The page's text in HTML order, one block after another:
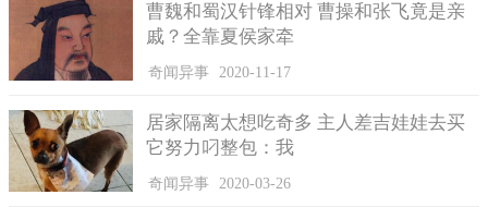
曹魏和蜀汉针锋相对 曹操和张飞竟是亲
戚？全靠夏侯家牵
奇闻异事 2020-11-17
居家隔离太想吃奇多 主人差吉娃娃去买
它努力叼整包：我
奇闻异事 2020-03-26